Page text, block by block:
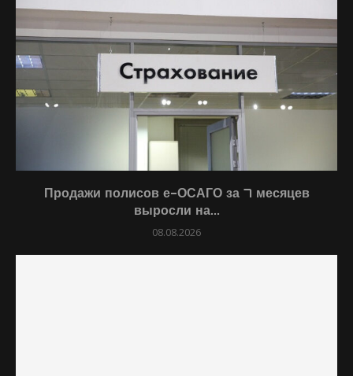
Продажи полисов е-ОСАГО за 7 месяцев
выросли на...
08.08.2026